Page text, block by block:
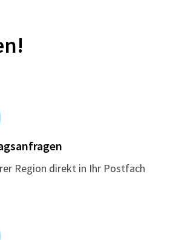
Region direkt in Ihr Postfach